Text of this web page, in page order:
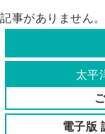
日 月
1
2
9
23
記事がありません。
太平
電子版